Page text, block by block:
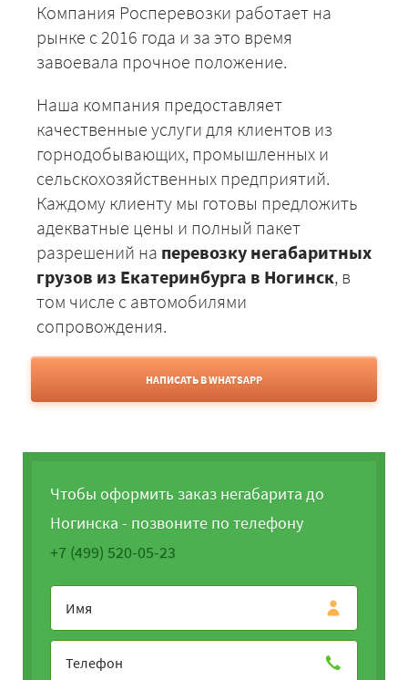
Компания Росперевозки работает на
рынке с 2016 года и за это время
завоевала прочное положение.
Наша компания предоставляет
качественные услуги для клиентов из
горнодобывающих, промышленных и
сельскохозяйственных предприятий.
Каждому клиенту мы готовы предложить
адекватные цены и полный пакет
разрешений на перевозку негабаритных
грузов из Екатеринбурга в Ногинск, в
том числе с автомобилями
сопровождения.
НАПИСАТЬ В WHATSAPP
Чтобы оформить заказ негабарита до
Ногинска - позвоните по телефону
+7 (499) 520-05-23